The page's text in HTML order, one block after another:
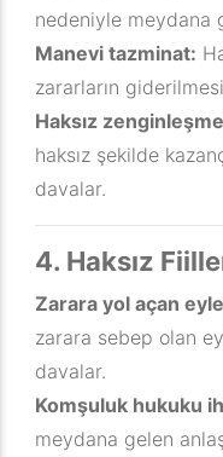
nedeniyle meydana
Manevi tazminat:
zararların
Haksız
haksız şekilde
davalar.
4. Haksız
Zarara yol açan
zarara sebep olan
davalar.
Komşuluk hukuku
meydana gelen